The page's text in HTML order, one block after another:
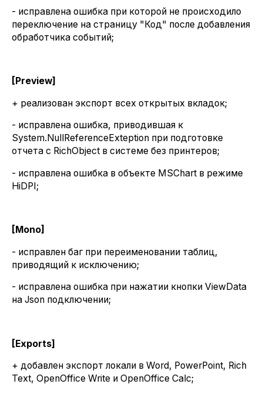
- исправлена ошибка при которой не происходило
переключение на страницу "Код" после добавления
обработчика событий;
[Preview]
+ реализован экспорт всех открытых вкладок;
- исправлена ошибка, приводившая к
System.NullReferenceExteption при подготовке
отчета с RichObject в системе без принтеров;
- исправлена ошибка в объекте MSChart в режиме
HiDPI;
[Mono]
- исправлен баг при переименовании таблиц,
приводящий к исключению;
- исправлена ошибка при нажатии кнопки ViewData
на Json подключении;
[Exports]
+ добавлен экспорт локали в Word, PowerPoint, Rich
Text, OpenOffice Write и OpenOffice Calc;